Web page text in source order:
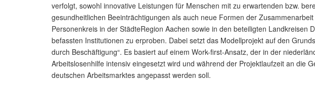
verfolgt, sowohl innovative Leistungen für Menschen mit zu erwartenden bzw.
gesundheitlichen Beeinträchtigungen als auch neue Formen der
Personenkreis in der StädteRegion Aachen sowie in den beteiligten Landkreisen
befassten Institutionen zu erproben. Dabei setzt das Modellprojekt auf den
durch Beschäftigung“. Es basiert auf einem Work-first-Ansatz, der in der
Arbeitslosenhilfe intensiv eingesetzt wird und während der Projektlaufzeit an die
deutschen Arbeitsmarktes angepasst werden soll.